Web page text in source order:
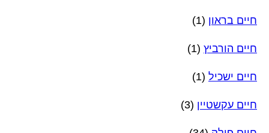
חיים בראון (1)
חיים הורביץ (1)
חיים ישכיל (1)
חיים עקשטיין (3)